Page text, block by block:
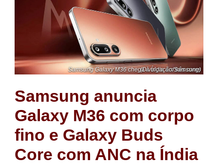
Samsung Galaxy M36 chega à Índia em três cores (Divulgação/Samsung)
Samsung anuncia
Galaxy M36 com corpo
fino e Galaxy Buds
Core com ANC na Índia